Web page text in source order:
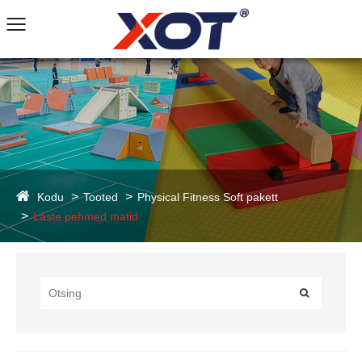
Kodu Tooted
Physical Fitness Soft pakett
Laste pehmed matid